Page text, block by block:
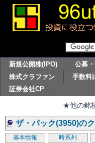
新規公開株(IPO) 公募
株式クラファン
手数料
証券会社CP
★他の銘
ザ・パック(3950)の
基本情報 時系列